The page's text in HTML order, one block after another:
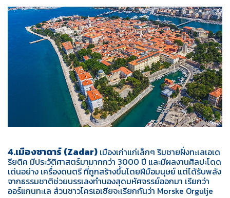
4.เมืองซาดาร์ (Zadar) เมืองเก่าแก่เล็กๆ ริมชายฝั่งทะเลเอเด
รียติค มีประวัติศาสตร์มามากกว่า 3000 ปี และมีผลงานศิลปะโดด
เด่นอย่าง เครื่องดนตรี ที่ถูกสร้างขึ้นโดยฝีมือมนุษย์ แต่ได้รับพลัง
จากธรรมชาติช่วยบรรเลงทำนองสุดมหัศจรรย์ออกมา เรียกว่า
ออร์แกนทะเล ส่วนชาวโครเอเชียจะเรียกกันว่า Morske Orgulje